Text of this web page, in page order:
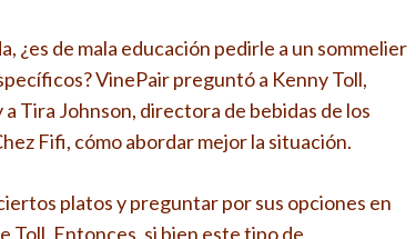
¿es de mala educación pedirle a un sommelier
VinePair preguntó a Kenny Toll,
Tira Johnson, directora de bebidas de los
Fifi, cómo abordar mejor la situación.
platos y preguntar por sus opciones en
Toll. Entonces, si bien este tipo de